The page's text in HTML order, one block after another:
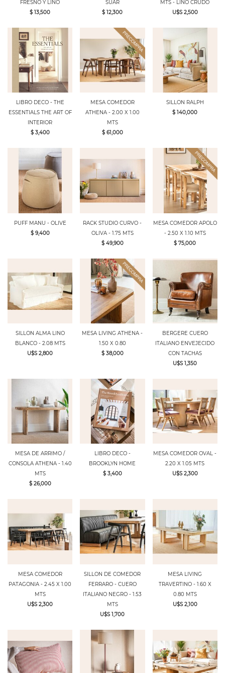
FRESNO Y LINO
$ 13,500
SUAR
$ 12,300
MTS - LINO CRUDO
U$S 2,500
LIBRO DECO - THE
ESSENTIALS THE ART OF
INTERIOR
$ 3,400
MESA COMEDOR
ATHENA - 2.00 X 1.00
MTS
$ 61,000
SILLON RALPH
$ 140,000
PUFF MANU - OLIVE
$ 9,400
RACK STUDIO CURVO -
OLIVA - 1.75 MTS
$ 49,900
MESA COMEDOR APOLO
- 2.50 X 1.10 MTS
$ 75,000
SILLON ALMA LINO
BLANCO - 2.08 MTS
U$S 2,800
MESA LIVING ATHENA -
1.50 X 0.80
$ 38,000
BERGERE CUERO
ITALIANO ENVEJECIDO
CON TACHAS
U$S 1,350
MESA DE ARRIMO /
CONSOLA ATHENA - 1.40
MTS
$ 26,000
LIBRO DECO -
BROOKLYN HOME
$ 3,400
MESA COMEDOR OVAL -
2.20 X 1.05 MTS
U$S 2,300
MESA COMEDOR
PATAGONIA - 2.45 X 1.00
MTS
U$S 2,300
SILLON DE COMEDOR
FERRARO - CUERO
ITALIANO NEGRO - 1.53
MTS
U$S 1,700
MESA LIVING
TRAVERTINO - 1.60 X
0.80 MTS
U$S 2,100